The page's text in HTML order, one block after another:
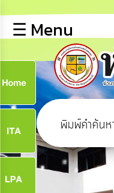
หลัก
ข้อมูล
พื้น
ฐาน
บุคลากร
ข่าว
ประชาสัมพันธ์
☰ Menu